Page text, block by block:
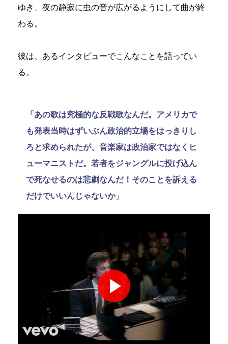
ゆき、夜の静寂に虫の音が広がるようにして曲が終
わる。
彼は、あるインタビューでこんなことを語ってい
る。
「あの歌は究極的な反戦歌なんだ。アメリカで
も発表当時はずいぶん政治的立場をはっきりし
ろと求められたが、音楽家は政治家ではなくヒ
ューマニストだ。若者をジャングルに投げ込ん
で死なせるのは悲劇なんだ！そのことを訴える
だけでいいんじゃないか」